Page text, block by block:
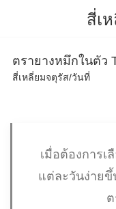
สี่เ
ตรายางหมึกในตัว
สี่เหลี่ยมจตุรัส/วันที่
เมื่อต้องการเลื
ง่ายขึ้น ตรายาง